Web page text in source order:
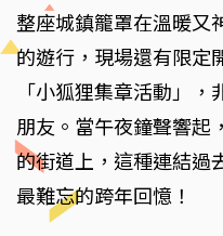
整座城鎮籠罩在溫暖又
的遊行，現場還有限定
「小狐狸集章活動」
朋友。當午夜鐘聲響起
的街道上，這種連結過
最難忘的跨年回憶！